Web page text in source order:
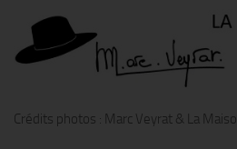
Crédits photos : Marc Veyrat & La